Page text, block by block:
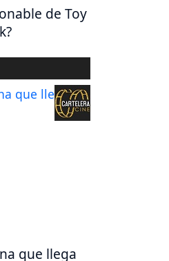
de Toy
que llega